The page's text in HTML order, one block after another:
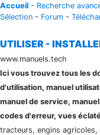
Accueil - Recherche
Sélection - Forum -
UTILISER -
www.manuels.tech
Ici vous trouvez tous les
d'utilisation, manuel
manuel de service,
codes d'erreur, vues
tracteurs, engins